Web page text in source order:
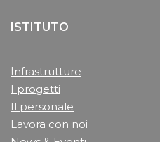
ISTITUTO
Infrastrutture
I progetti
Il personale
Lavora con noi